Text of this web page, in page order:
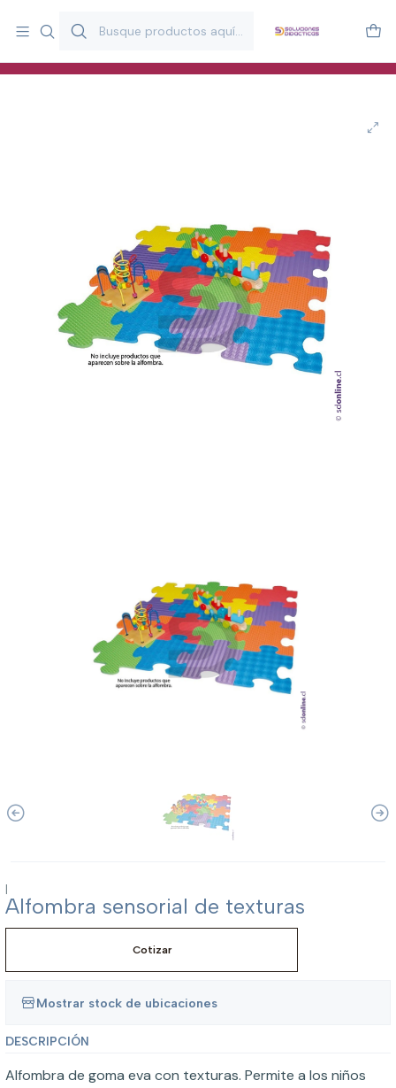
y estimulación infantil en Chile.
Especialistas en recursos educativos para aulas, terapeutas y
|
Alfombra sensorial de texturas
Cotizar
Mostrar stock de ubicaciones
DESCRIPCIÓN
Alfombra de goma eva con texturas. Permite a los niños